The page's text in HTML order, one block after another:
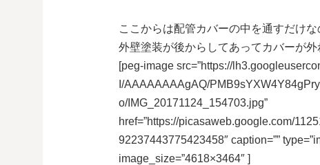
ここからは配管カバーの中を通すだけ
外壁塗装が後からしてあってカバーが
[peg-image src=”https://
I/AAAAAAAAgAQ/
o/IMG_20171124_154703.jpg”
href=”https://picasaweb.google.com/
92237443775423458″ caption=””
image_size=”4618×3464″ ]